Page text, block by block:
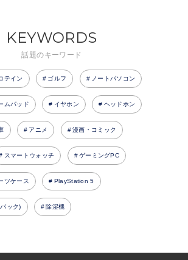
KEYWORDS
話題のキーワード
テイン ゴルフ ノートパソコン
ムパッド イヤホン ヘッドホン
アニメ 漫画・コミック
スマートウォッチ ゲーミングPC
ツケース PlayStation 5
ック) 除湿機